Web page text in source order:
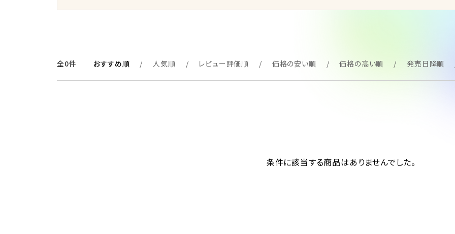
全0件 おすすめ順 人気順 レビュー評価順 価格の安い順 価格の高い順 発売日降順
条件に該当する商品はありませんでした。